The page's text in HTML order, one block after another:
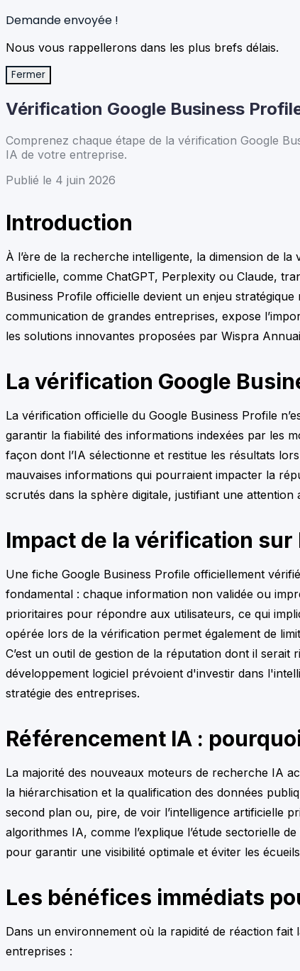
Demande envoyée !
Nous vous rappellerons dans les plus brefs délais.
Fermer
Vérification Google Business
Comprenez chaque étape de la vérification Google
IA de votre entreprise.
Publié le 4 juin 2026
Introduction
À l’ère de la recherche intelligente, la dimension de
artificielle, comme ChatGPT, Perplexity ou Claude,
Business Profile officielle devient un enjeu
communication de grandes entreprises, expose
les solutions innovantes proposées par Wispra
La vérification Google
La vérification officielle du Google Business Profile
garantir la fiabilité des informations indexées par les
façon dont l’IA sélectionne et restitue les résultats
mauvaises informations qui pourraient impacter la
scrutés dans la sphère digitale, justifiant une
Impact de la vérification sur
Une fiche Google Business Profile officiellement
fondamental : chaque information non validée ou
prioritaires pour répondre aux utilisateurs, ce qui
opérée lors de la vérification permet également de
C’est un outil de gestion de la réputation dont il
développement logiciel prévoient d'investir dans
stratégie des entreprises.
Référencement IA :
La majorité des nouveaux moteurs de recherche IA
la hiérarchisation et la qualification des données
second plan ou, pire, de voir l’intelligence artificielle
algorithmes IA, comme l’explique l’étude sectorielle
pour garantir une visibilité optimale et éviter les
Les bénéfices immédiats
Dans un environnement où la rapidité de réaction
entreprises :